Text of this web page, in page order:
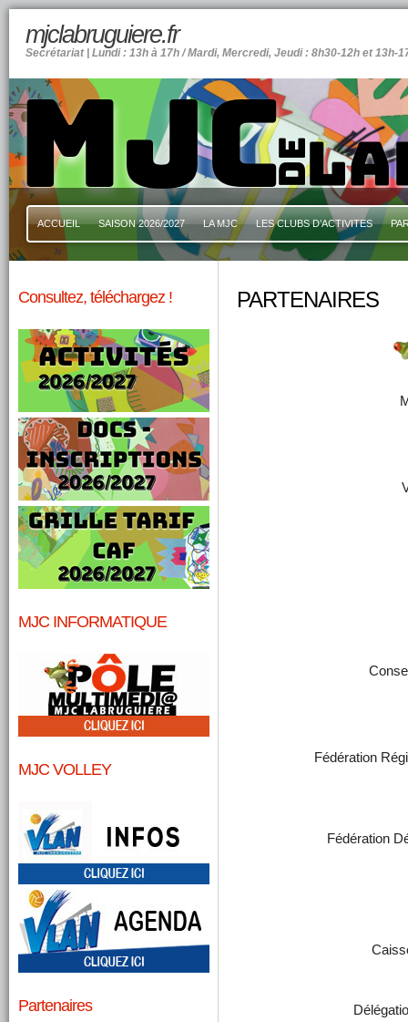
mjclabruguiere.fr
Secrétariat | Lundi : 13h à 17h / Mardi, Mercredi, Jeudi : 8h30-12h et 13h-
ACCUEIL SAISON 2026/2027 LA MJC LES CLUBS D’ACTIVITES
PARTENAIRES
Fédération
Fédération
Consultez, téléchargez !
MJC INFORMATIQUE
MJC VOLLEY
Partenaires